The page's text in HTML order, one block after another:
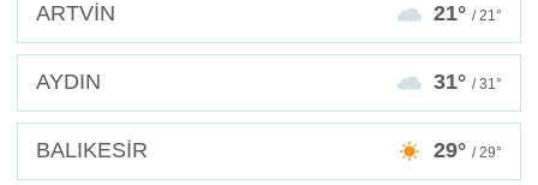
ARTVİN 21° / 21°
AYDIN 31° / 31°
BALIKESİR 29° / 29°